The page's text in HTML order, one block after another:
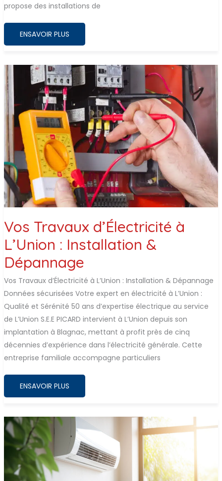
propose des installations de
INSTALLATION
EAU
:
ÉCONOMIES
D’ÉNERGIE
ENSAVOIR PLUS
Vos Travaux d’Électricité à
L’Union : Installation &
Dépannage
Vos Travaux d’Électricité à L’Union : Installation & Dépannage
Données sécurisées Votre expert en électricité à L’Union :
Qualité et Sérénité 50 ans d’expertise électrique au service
de L’Union S.E.E PICARD intervient à L’Union depuis son
implantation à Blagnac, mettant à profit près de cinq
décennies d’expérience dans l’électricité générale. Cette
entreprise familiale accompagne particuliers
VOS
D’ÉLECTRICITÉ
:
INSTALLATION
DÉPANNAGE
ENSAVOIR PLUS